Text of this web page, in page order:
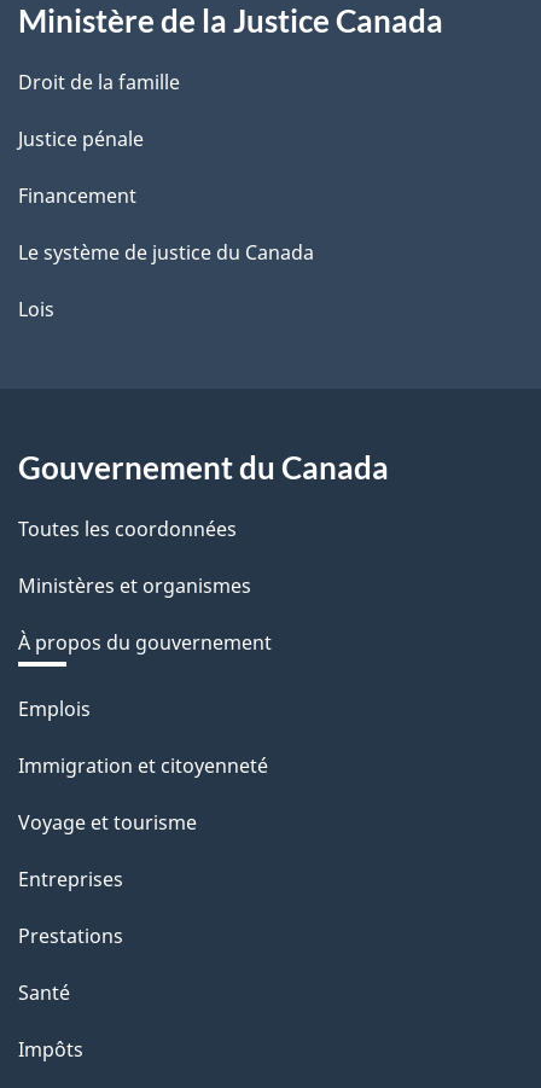
e
Ministère de la Justice Canada
Droit de la famille
Justice pénale
Financement
Le système de justice du Canada
Lois
Gouvernement du Canada
Toutes les coordonnées
Ministères et organismes
À propos du gouvernement
Thèmes
sujets
Emplois
Immigration et citoyenneté
Voyage et tourisme
Entreprises
Prestations
Santé
Impôts